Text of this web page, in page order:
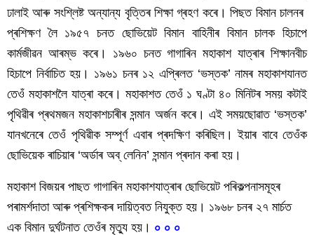
ঢালাই আৰু সংশ্লিষ্ট অন্যান্য বৃত্তিৰ শিক্ষা গ্ৰহণ কৰে। পিছত বিমান চালনৰ
প্ৰশিক্ষণ লৈ ১৯৫৭ চনত ছোভিয়েট বিমান বাহিনীৰ বিমান চালক হিচাপে
কাৰ্মজীৱন আৰম্ভ কৰে। ১৯৬০ চনত গাগাৰিন মহাকাশ যাত্ৰাৰ শিক্ষানবীচ
হিচাপে নিৰ্বাচিত হয়। ১৯৬১ চনৰ ১২ এপ্ৰিলত ‘ভস্তক’ নামৰ মহাকাশযানত
তেওঁ মহাকাশলৈ যাত্ৰা কৰে। মহাকাশত তেওঁ ১ ঘণ্টা ৪০ মিনিটৰ সময় কটাই
পৃথিৱীৰ প্ৰথমজন মহাকাশচাৰীৰ সন্মান অৰ্জন কৰে। এই সময়ছোৱাত ‘ভস্তক’
যানখনেৰে তেওঁ পৃথিৱীক সম্পূৰ্ণ এবাৰ প্ৰদক্ষিণ কৰিছিল। ইয়াৰ বাবে তেওঁক
ছোভিয়েক ৰাচিয়াৰ ‘অৰ্ডাৰ অব্‌ লেনিন’ সন্মান প্ৰদান কৰা হয়।
মহাকাশ বিজয়ৰ পাছত গাগাৰিন মহাকাশযাত্ৰাৰ ছোভিয়েট পৰিকল্পনাসমূহৰ
পৰামৰ্শদাতা আৰু প্ৰশিক্ষকৰ দায়িত্বত নিযুক্ত হয়। ১৯৬৮ চনৰ ২৭ মাৰ্চত
এক বিমান দুৰ্ঘটনাত তেওঁৰ মৃত্যু হয়। ০ ০ ০